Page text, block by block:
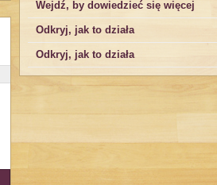
Wejdź, by dowiedzieć się więcej
Odkryj, jak to działa
Odkryj, jak to działa